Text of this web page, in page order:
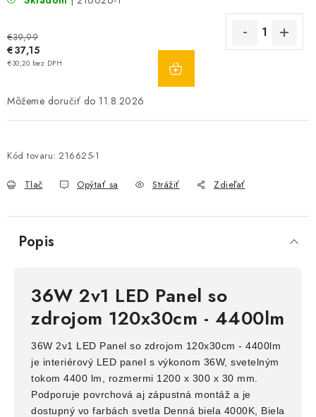
€39,99
€37,15
€30,20 bez DPH
11.8.2026
Kód tovaru: 216625-1
Tlač Opýtať sa Strážiť Zdieľať
Popis
36W 2v1 LED Panel so
zdrojom 120x30cm - 4400lm
36W 2v1 LED Panel so zdrojom 120x30cm - 4400lm
je interiérový LED panel s výkonom 36W, svetelným
tokom 4400 lm, rozmermi 1200 x 300 x 30 mm.
Podporuje povrchová aj zápustná montáž a je
dostupný vo farbách svetla Denná biela 4000K, Biela